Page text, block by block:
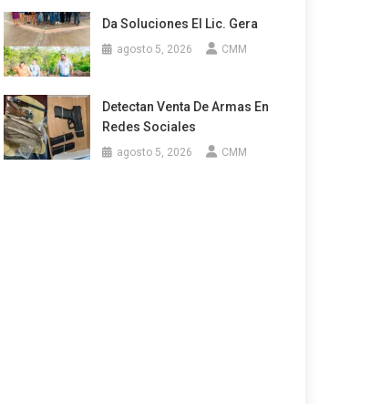
Da Soluciones El Lic. Gera
agosto 5, 2026 CMM
Detectan Venta De Armas En
Redes Sociales
agosto 5, 2026 CMM